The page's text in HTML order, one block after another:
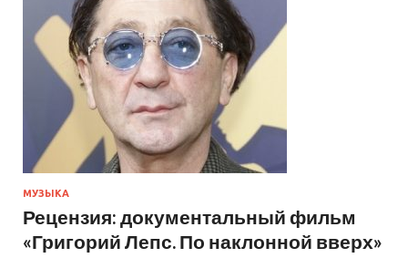
МУЗЫКА
Рецензия: документальный фильм
«Григорий Лепс. По наклонной вверх»